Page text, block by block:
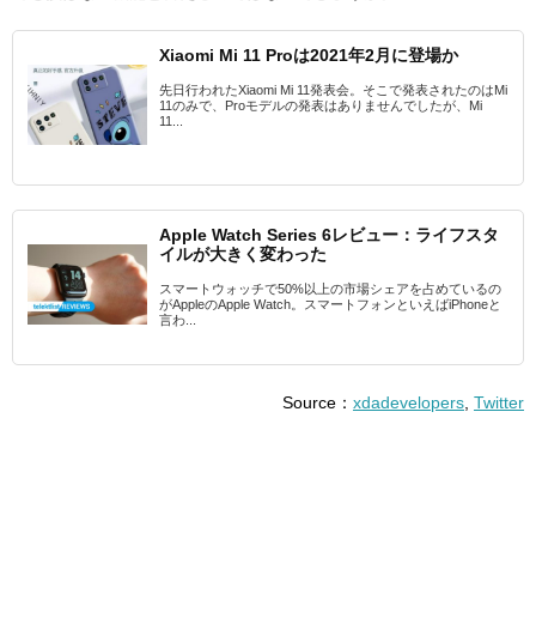
Xiaomi Mi 11 Proは2021年2月に登場か
先日行われたXiaomi Mi 11発表会。そこで発表されたのはMi
11のみで、Proモデルの発表はありませんでしたが、Mi
11...
Apple Watch Series 6レビュー：ライフスタ
イルが大きく変わった
スマートウォッチで50%以上の市場シェアを占めているの
がAppleのApple Watch。スマートフォンといえばiPhoneと
言わ...
Source： xdadevelopers Twitter